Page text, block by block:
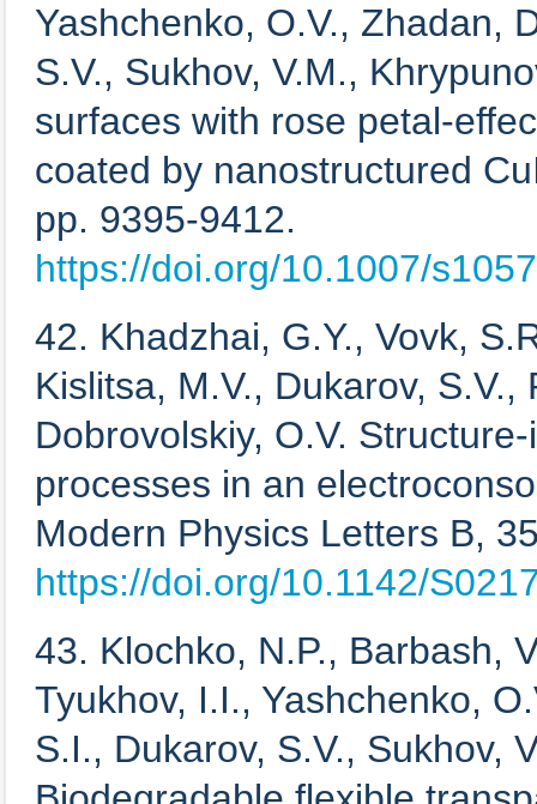
Yashchenko, O.V., Zhadan,
S.V., Sukhov, V.M.,
surfaces with rose petal-
coated by nanostructured
pp. 9395-9412.
https://doi.org/10.1007/
42. Khadzhai, G.Y., Vovk,
Kislitsa, M.V., Dukarov,
Dobrovolskiy, O.V.
processes in an
Modern Physics Letters B,
https://doi.org/10.1142/
43. Klochko, N.P., Barbash,
Tyukhov, I.I., Yashchenko,
S.I., Dukarov, S.V., Sukhov,